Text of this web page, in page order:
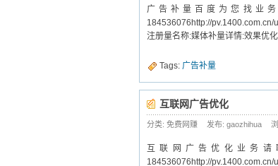
广告补量百度为您找业务
184536076http://
注册量名称:媒体补量详情:效果优
Tags: 广告补量
互联网广告优化
分类: 免费网赚 发布: gaozhihua
互联网广告优化业务请
184536076http://